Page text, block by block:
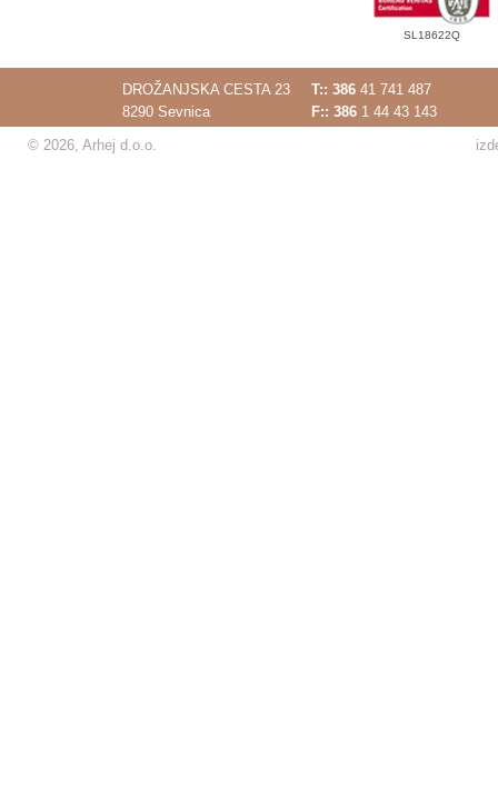
SL18622Q
DROŽANJSKA CESTA 23
8290 Sevnica
T:: 386 41 741 487
F:: 386 1 44 43 143
© 2026, Arhej d.o.o.